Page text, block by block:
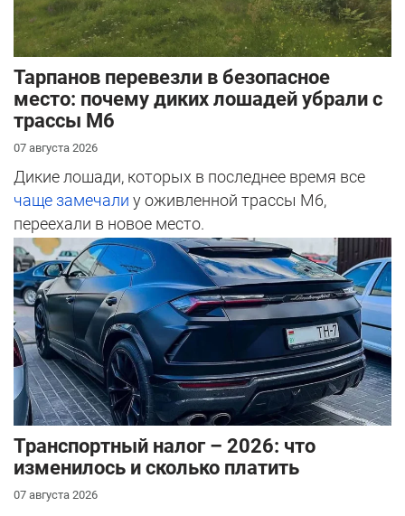
Тарпанов перевезли в безопасное
место: почему диких лошадей убрали с
трассы М6
07 августа 2026
Дикие лошади, которых в последнее время все
чаще замечали у оживленной трассы М6,
переехали в новое место.
Транспортный налог – 2026: что
изменилось и сколько платить
07 августа 2026